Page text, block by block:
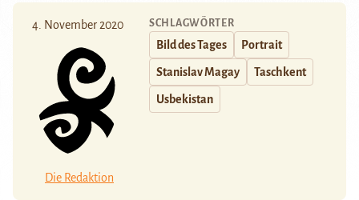
4. November 2020
Die Redaktion
SCHLAGWÖRTER
Bild des Tages Portrait
Stanislav Magay Taschkent
Usbekistan